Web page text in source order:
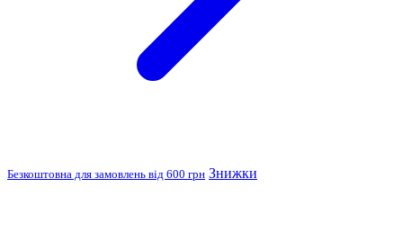
Безкоштовна для замовлень від 600 грн Знижки